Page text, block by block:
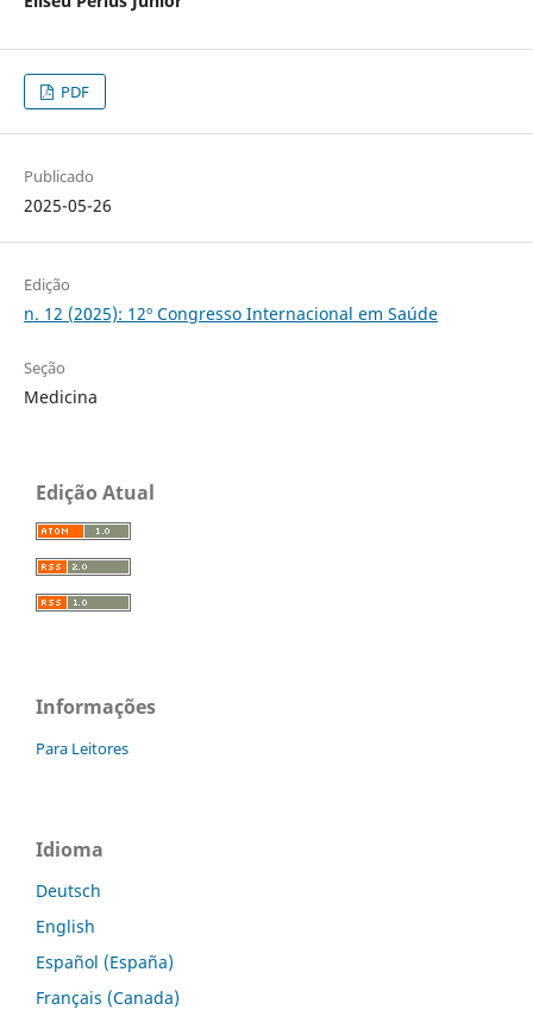
PDF
Publicado
2025-05-26
Edição
n. 12 (2025): 12º Congresso Internacional em Saúde
Seção
Medicina
Edição Atual
Informações
Para Leitores
Idioma
Deutsch
English
Español (España)
Français (Canada)